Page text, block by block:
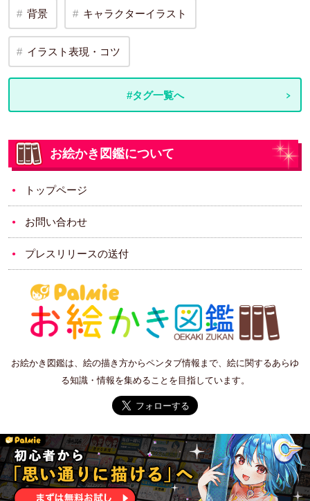
背景 キャラクターイラスト
イラスト表現・コツ
#タグ一覧へ
お絵かき図鑑について
トップページ
お問い合わせ
プレスリリースの送付
お絵かき図鑑は、絵の描き方からペンタブ情報まで、絵に関するあらゆ
る知識・情報を集めることを目指しています。